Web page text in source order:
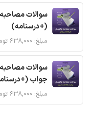
سوالات
(+درسنامه)
مبلغ: ۶۳۸,۰۰۰ تومان
سوالات مصاحبه
جواب
مبلغ: ۶۳۸,۰۰۰ تومان